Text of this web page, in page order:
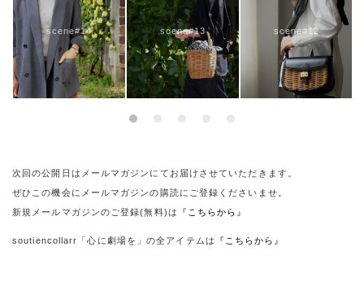
scene#14 scene#13 scene#12
次回の公開日はメールマガジンにてお届けさせていただきます。
ぜひこの機会にメールマガジンの購読にご登録くださいませ。
新規メールマガジンのご登録(無料)は
『こちらから』
soutiencollarr「心に劇場を」の全アイテムは 『こちらから』